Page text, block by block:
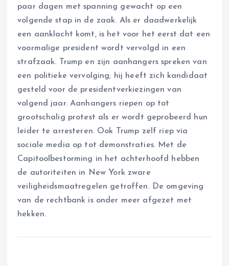
paar dagen met spanning gewacht op een
volgende stap in de zaak. Als er daadwerkelijk
een aanklacht komt, is het voor het eerst dat een
voormalige president wordt vervolgd in een
strafzaak. Trump en zijn aanhangers spreken van
een politieke vervolging; hij heeft zich kandidaat
gesteld voor de presidentverkiezingen van
volgend jaar. Aanhangers riepen op tot
grootschalig protest als er wordt geprobeerd hun
leider te arresteren. Ook Trump zelf riep via
sociale media op tot demonstraties. Met de
Capitoolbestorming in het achterhoofd hebben
de autoriteiten in New York zware
veiligheidsmaatregelen getroffen. De omgeving
van de rechtbank is onder meer afgezet met
hekken.